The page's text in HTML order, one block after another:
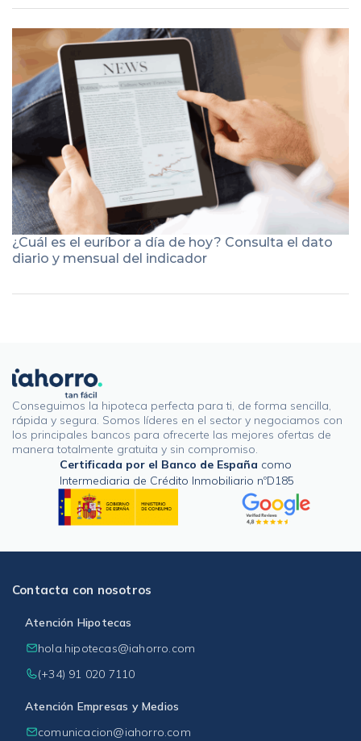
¿Cuál es el euríbor a día de hoy? Consulta el dato
diario y mensual del indicador
Conseguimos la hipoteca perfecta para ti, de forma sencilla,
rápida y segura. Somos líderes en el sector y negociamos con
los principales bancos para ofrecerte las mejores ofertas de
manera totalmente gratuita y sin compromiso.
Certificada por el Banco de España como
Intermediaria de Crédito Inmobiliario nºD185
Contacta con nosotros
Atención Hipotecas
hola.hipotecas@iahorro.com
(+34) 91 020 7110
Atención Empresas y Medios
comunicacion@iahorro.com